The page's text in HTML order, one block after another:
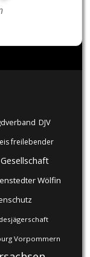
DJV
freilebender
Gesellschaft
Wölfin
Vorpommern